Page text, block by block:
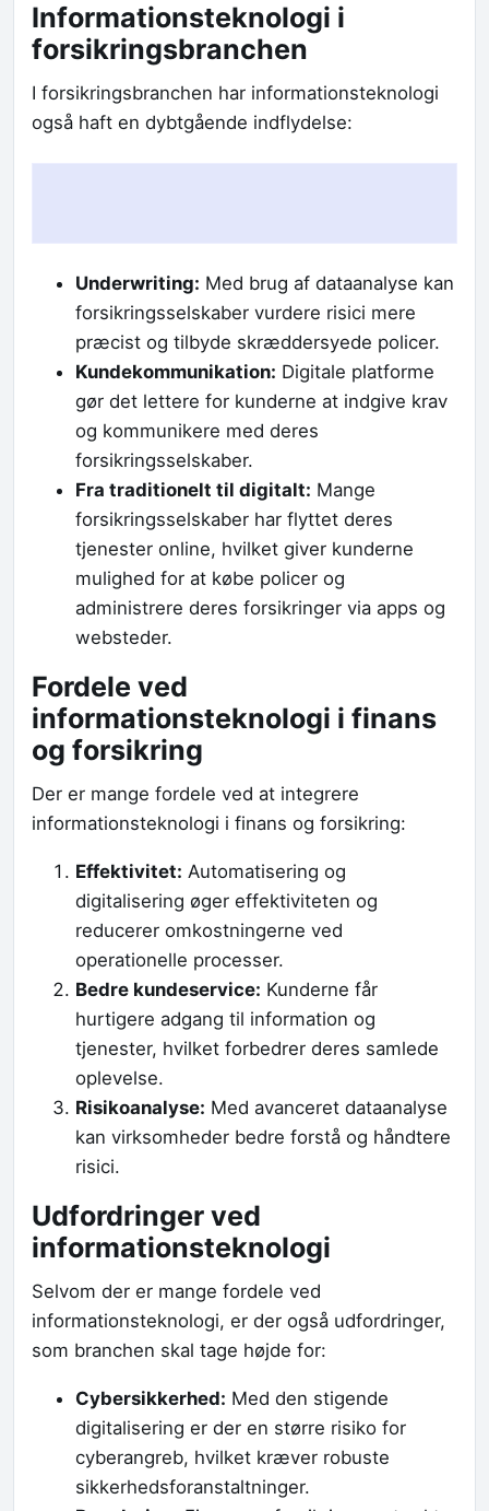
Informationsteknologi i
forsikringsbranchen
I forsikringsbranchen har informationsteknologi
også haft en dybtgående indflydelse:
Underwriting: Med brug af dataanalyse kan
forsikringsselskaber vurdere risici mere
præcist og tilbyde skræddersyede policer.
Kundekommunikation: Digitale platforme
gør det lettere for kunderne at indgive krav
og kommunikere med deres
forsikringsselskaber.
Fra traditionelt til digitalt: Mange
forsikringsselskaber har flyttet deres
tjenester online, hvilket giver kunderne
mulighed for at købe policer og
administrere deres forsikringer via apps og
websteder.
Fordele ved
informationsteknologi i finans
og forsikring
Der er mange fordele ved at integrere
informationsteknologi i finans og forsikring:
Effektivitet: Automatisering og
digitalisering øger effektiviteten og
reducerer omkostningerne ved
operationelle processer.
Bedre kundeservice: Kunderne får
hurtigere adgang til information og
tjenester, hvilket forbedrer deres samlede
oplevelse.
Risikoanalyse: Med avanceret dataanalyse
kan virksomheder bedre forstå og håndtere
risici.
Udfordringer ved
informationsteknologi
Selvom der er mange fordele ved
informationsteknologi, er der også udfordringer,
som branchen skal tage højde for:
Cybersikkerhed: Med den stigende
digitalisering er der en større risiko for
cyberangreb, hvilket kræver robuste
sikkerhedsforanstaltninger.